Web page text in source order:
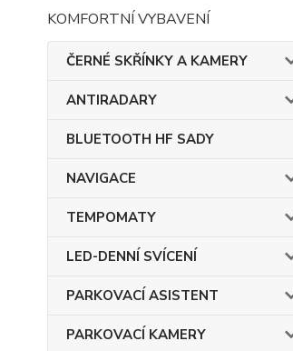
KOMFORTNÍ VYBAVENÍ
ČERNÉ SKŘÍNKY A KAMERY
ANTIRADARY
BLUETOOTH HF SADY
NAVIGACE
TEMPOMATY
LED-DENNÍ SVÍCENÍ
PARKOVACÍ ASISTENT
PARKOVACÍ KAMERY